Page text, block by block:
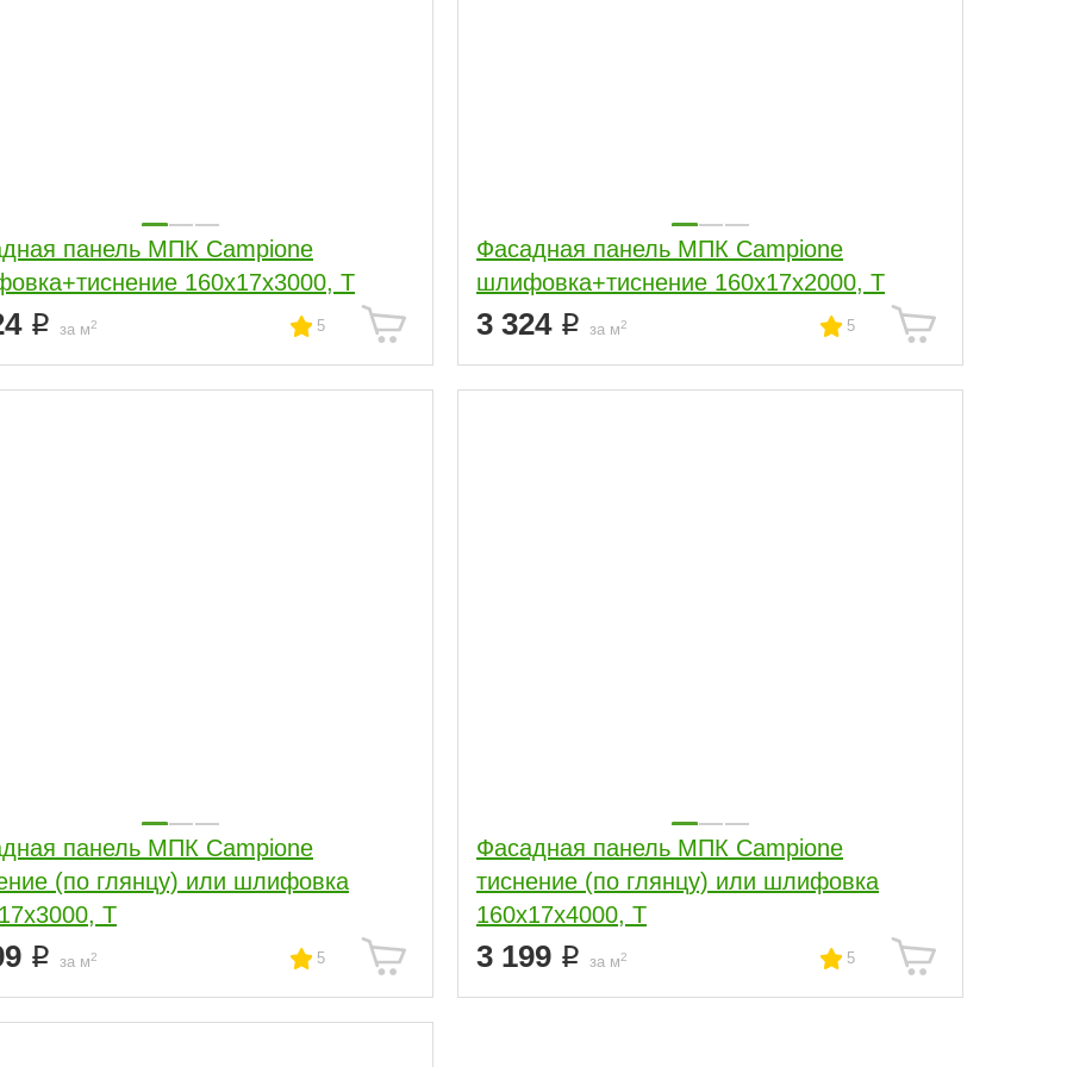
панель МПК Campione
160x17x3000, Т
за м2 5
Фасадная панель МПК Campione
шлифовка+тиснение 160x17x2000, Т
3 324 за м2 5
панель МПК Campione
(по глянцу) или шлифовка
Т
за м2 5
Фасадная панель МПК Campione
тиснение (по глянцу) или шлифовка
160x17x4000, Т
3 199 за м2 5